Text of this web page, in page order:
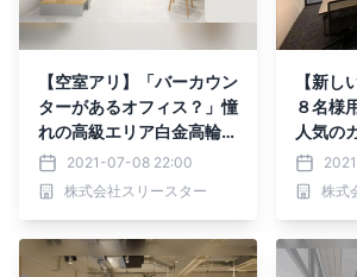
【空室アリ】「バーカウン
ターがあるオフィス？」憧
れの高級エリア白金高輪に
あるおしゃれなオフィス
2021-07-08 22:00
株式会社スリースター
【新し
８名様
人気の
ンが採
オフィ
株式